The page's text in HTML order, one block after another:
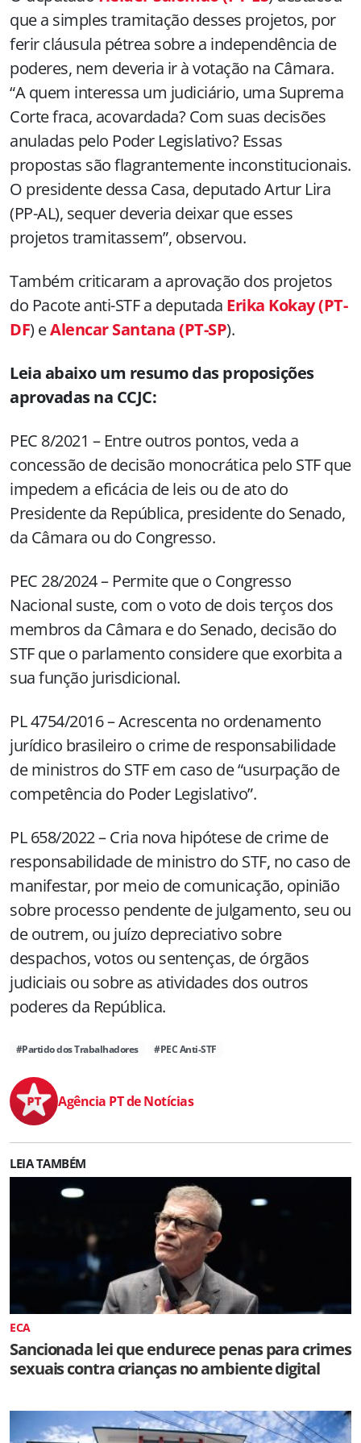
que a simples tramitação desses projetos, por
ferir cláusula pétrea sobre a independência de
poderes, nem deveria ir à votação na Câmara.
“A quem interessa um judiciário, uma Suprema
Corte fraca, acovardada? Com suas decisões
anuladas pelo Poder Legislativo? Essas
propostas são flagrantemente inconstitucionais.
O presidente dessa Casa, deputado Artur Lira
(PP-AL), sequer deveria deixar que esses
projetos tramitassem”, observou.
Também criticaram a aprovação dos projetos
do Pacote anti-STF a deputada Erika Kokay (PT-
DF) eAlencar Santana (PT-SP).
Leia abaixo um resumo das proposições
aprovadas na CCJC:
PEC 8/2021 – Entre outros pontos, veda a
concessão de decisão monocrática pelo STF que
impedem a eficácia de leis ou de ato do
Presidente da República, presidente do Senado,
da Câmara ou do Congresso.
PEC 28/2024 – Permite que o Congresso
Nacional suste, com o voto de dois terços dos
membros da Câmara e do Senado, decisão do
STF que o parlamento considere que exorbita a
sua função jurisdicional.
PL 4754/2016 – Acrescenta no ordenamento
jurídico brasileiro o crime de responsabilidade
de ministros do STF em caso de “usurpação de
competência do Poder Legislativo”.
PL 658/2022 – Cria nova hipótese de crime de
responsabilidade de ministro do STF, no caso de
manifestar, por meio de comunicação, opinião
sobre processo pendente de julgamento, seu ou
de outrem, ou juízo depreciativo sobre
despachos, votos ou sentenças, de órgãos
judiciais ou sobre as atividades dos outros
poderes da República.
#Partido dos Trabalhadores #PEC Anti-STF
Agência PT de Notícias
LEIA TAMBÉM
ECA
Sancionada lei que endurece penas para crimes
sexuais contra crianças no ambiente digital